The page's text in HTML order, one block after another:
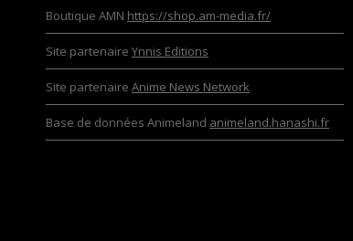
Boutique AMN https://shop.am-media.fr/
Site partenaire Ynnis Editions
Site partenaire Anime News Network
Base de données Animeland animeland.hanashi.fr